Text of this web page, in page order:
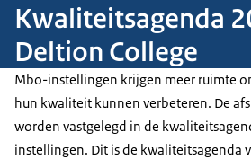
Kwaliteitsagenda
Deltion College
Mbo-instellingen krijgen meer ruimte
hun kwaliteit kunnen verbeteren. De
worden vastgelegd in de
instellingen. Dit is de kwaliteitsagenda